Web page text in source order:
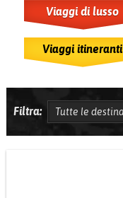
Viaggi di lusso
Viaggi itineranti
Filtra: